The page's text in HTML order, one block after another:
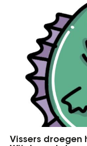
Vissers droegen